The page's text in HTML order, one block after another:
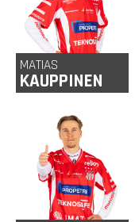
MATIAS
KAUPPINEN